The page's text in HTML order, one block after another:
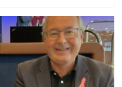
sur une gestion sous
Jacques Breillat dénonce